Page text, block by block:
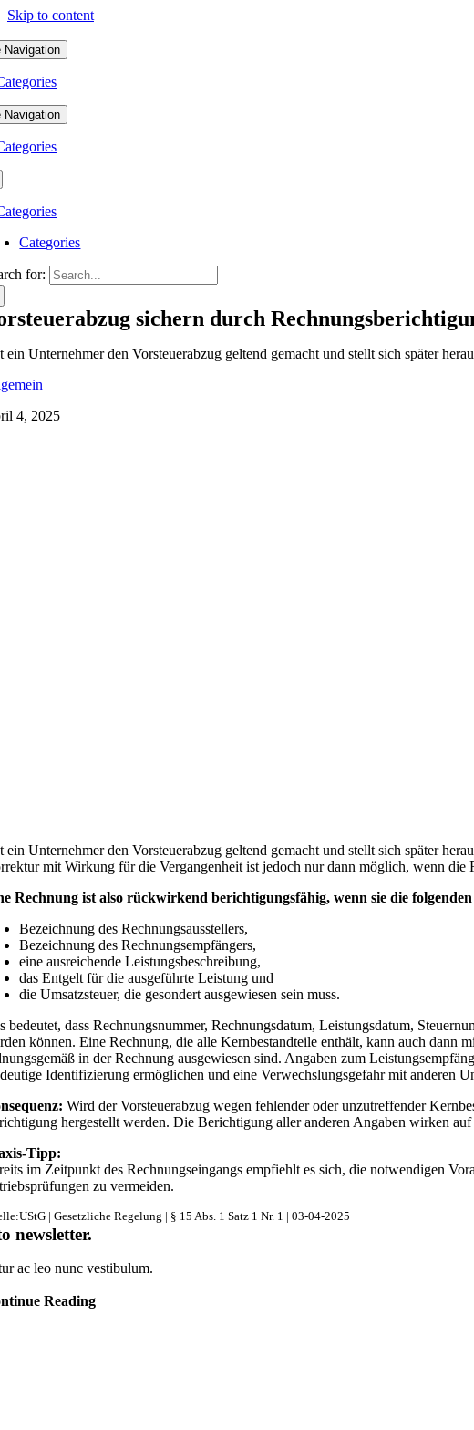
Skip to content
Navigation
Navigation
Categories
for:
sichern durch
ein Unternehmer den Vorsteuerabzug geltend gemacht und stellt sich später
4, 2025
ein Unternehmer den Vorsteuerabzug geltend gemacht und stellt sich später
mit Wirkung für die Vergangenheit ist jedoch nur dann möglich, wenn
Rechnung ist also rückwirkend berichtigungsfähig, wenn sie die
Bezeichnung des Rechnungsausstellers,
Bezeichnung des Rechnungsempfängers,
eine ausreichende Leistungsbeschreibung,
das Entgelt für die ausgeführte Leistung und
die Umsatzsteuer, die gesondert ausgewiesen sein muss.
bedeutet, dass Rechnungsnummer, Rechnungsdatum, Leistungsdatum,
können. Eine Rechnung, die alle Kernbestandteile enthält, kann auch
in der Rechnung ausgewiesen sind. Angaben zum
Identifizierung ermöglichen und eine Verwechslungsgefahr mit anderen
Wird der Vorsteuerabzug wegen fehlender oder unzutreffender
hergestellt werden. Die Berichtigung aller anderen Angaben wirken
Tipp:
im Zeitpunkt des Rechnungseingangs empfiehlt es sich, die notwendigen
zu vermeiden.
| Gesetzliche Regelung | § 15 Abs. 1 Satz 1 Nr. 1 | 03-04-2025
newsletter.
ac leo nunc vestibulum.
Reading